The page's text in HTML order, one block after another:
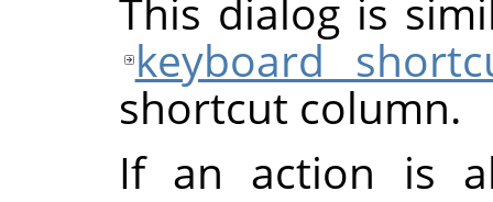
This dialog is
keyboard
shortcut column.
If an action is